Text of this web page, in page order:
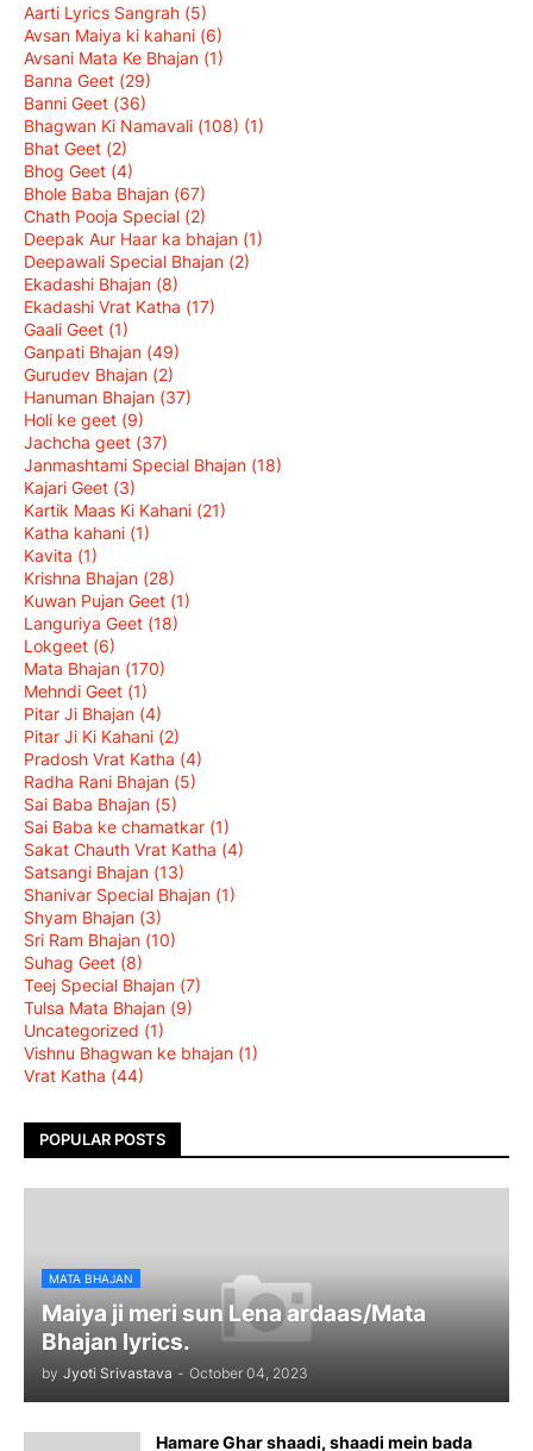
Aarti Lyrics Sangrah (5)
Avsan Maiya ki kahani (6)
Avsani Mata Ke Bhajan (1)
Banna Geet (29)
Banni Geet (36)
Bhagwan Ki Namavali (108) (1)
Bhat Geet (2)
Bhog Geet (4)
Bhole Baba Bhajan (67)
Chath Pooja Special (2)
Deepak Aur Haar ka bhajan (1)
Deepawali Special Bhajan (2)
Ekadashi Bhajan (8)
Ekadashi Vrat Katha (17)
Gaali Geet (1)
Ganpati Bhajan (49)
Gurudev Bhajan (2)
Hanuman Bhajan (37)
Holi ke geet (9)
Jachcha geet (37)
Janmashtami Special Bhajan (18)
Kajari Geet (3)
Kartik Maas Ki Kahani (21)
Katha kahani (1)
Kavita (1)
Krishna Bhajan (28)
Kuwan Pujan Geet (1)
Languriya Geet (18)
Lokgeet (6)
Mata Bhajan (170)
Mehndi Geet (1)
Pitar Ji Bhajan (4)
Pitar Ji Ki Kahani (2)
Pradosh Vrat Katha (4)
Radha Rani Bhajan (5)
Sai Baba Bhajan (5)
Sai Baba ke chamatkar (1)
Sakat Chauth Vrat Katha (4)
Satsangi Bhajan (13)
Shanivar Special Bhajan (1)
Shyam Bhajan (3)
Sri Ram Bhajan (10)
Suhag Geet (8)
Teej Special Bhajan (7)
Tulsa Mata Bhajan (9)
Uncategorized (1)
Vishnu Bhagwan ke bhajan (1)
Vrat Katha (44)
POPULAR POSTS
MATA BHAJAN
Maiya ji meri sun Lena ardaas/Mata
Bhajan lyrics.
by Jyoti Srivastava - October 04, 2023
Hamare Ghar shaadi, shaadi mein bada